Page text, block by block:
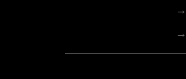
→
→